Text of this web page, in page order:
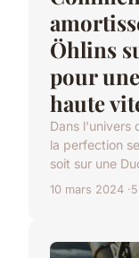
Öhlins
pour
haute
Dans l'univers
la perfection
soit sur une
10 mars 2024